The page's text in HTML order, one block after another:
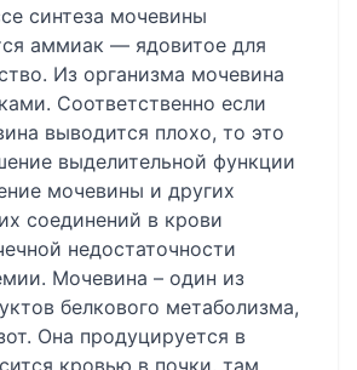
синтеза мочевины
аммиак — ядовитое для
Из организма мочевина
Соответственно если
выводится плохо, то это
выделительной функции
мочевины и других
соединений в крови
недостаточности
Мочевина – один из
белкового метаболизма,
Она продуцируется в
кровью в почки, там